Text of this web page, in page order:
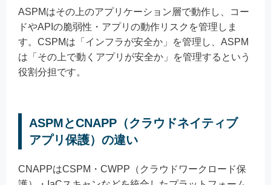
ASPMはその上のアプリケーション層で動作し、コー
ドやAPIの脆弱性・アプリの動作リスクを管理しま
す。CSPMは「インフラが安全か」を管理し、ASPM
は「その上で動くアプリが安全か」を管理するという
役割分担です。
ASPMとCNAPP（クラウドネイティブ
アプリ保護）の違い
CNAPPはCSPM・CWPP（クラウドワークロード保